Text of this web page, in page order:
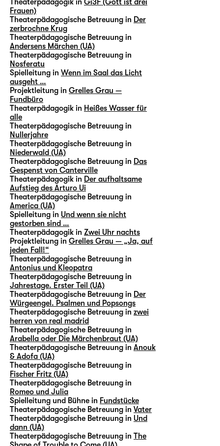
Theaterpädagogik in Gi3F (Gott ist drei
Frauen)
Theaterpädagogische Betreuung in Der
zerbrochne Krug
Theaterpädagogische Betreuung in
Andersens Märchen (UA)
Theaterpädagogische Betreuung in
Nosferatu
Spielleitung in Wenn im Saal das Licht
ausgeht …
Projektleitung in Grelles Grau —
Fundbüro
Theaterpädagogik in Heißes Wasser für
alle
Theaterpädagogische Betreuung in
Nullerjahre
Theaterpädagogische Betreuung in
Niederwald (UA)
Theaterpädagogische Betreuung in Das
Gespenst von Canterville
Theaterpädagogik in Der aufhaltsame
Aufstieg des Arturo Ui
Theaterpädagogische Betreuung in
America (UA)
Spielleitung in Und wenn sie nicht
gestorben sind …
Theaterpädagogik in Zwei Uhr nachts
Projektleitung in Grelles Grau — „Ja, auf
jeden Fall!“
Theaterpädagogische Betreuung in
Antonius und Kleopatra
Theaterpädagogische Betreuung in
Jahrestage. Erster Teil (UA)
Theaterpädagogische Betreuung in Der
Würgeengel. Psalmen und Popsongs
Theaterpädagogische Betreuung in zwei
herren von real madrid
Theaterpädagogische Betreuung in
Arabella oder Die Märchenbraut (UA)
Theaterpädagogische Betreuung in Anouk
& Adofa (UA)
Theaterpädagogische Betreuung in
Fischer Fritz (UA)
Theaterpädagogische Betreuung in
Romeo und Julia
Spielleitung und Bühne in Fundstücke
Theaterpädagogische Betreuung in Vater
Theaterpädagogische Betreuung in Und
dann (UA)
Theaterpädagogische Betreuung in The